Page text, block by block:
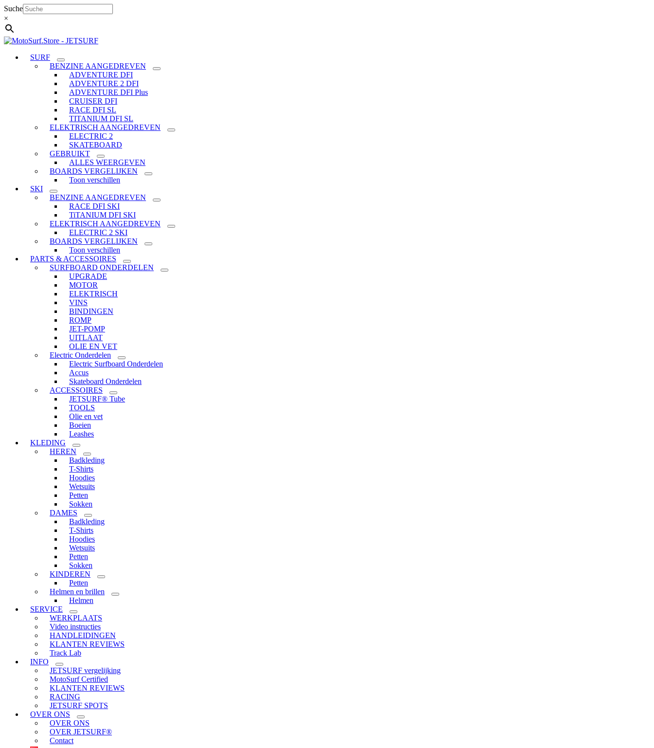
Ga
naar
de
inhoud
Suche
×
SURF
BENZINE AANGEDREVEN
ADVENTURE DFI
ADVENTURE 2 DFI
ADVENTURE DFI Plus
CRUISER DFI
RACE DFI SL
TITANIUM DFI SL
ELEKTRISCH AANGEDREVEN
ELECTRIC 2
SKATEBOARD
GEBRUIKT
ALLES WEERGEVEN
BOARDS VERGELIJKEN
Toon verschillen
SKI
BENZINE AANGEDREVEN
RACE DFI SKI
TiTANIUM DFI SKI
ELEKTRISCH AANGEDREVEN
ELECTRIC 2 SKI
BOARDS VERGELIJKEN
Toon verschillen
PARTS & ACCESSOIRES
SURFBOARD ONDERDELEN
UPGRADE
MOTOR
ELEKTRISCH
VINS
BINDINGEN
ROMP
JET-POMP
UITLAAT
OLIE EN VET
Electric Onderdelen
Electric Surfboard Onderdelen
Accus
Skateboard Onderdelen
ACCESSOIRES
JETSURF® Tube
TOOLS
Olie en vet
Boeien
Leashes
KLEDING
HEREN
Badkleding
T-Shirts
Hoodies
Wetsuits
Petten
Sokken
DAMES
Badkleding
T-Shirts
Hoodies
Wetsuits
Petten
Sokken
KINDEREN
Petten
Helmen en brillen
Helmen
SERVICE
WERKPLAATS
Video instructies
HANDLEIDINGEN
KLANTEN REVIEWS
Track Lab
INFO
JETSURF vergelijking
MotoSurf Certified
KLANTEN REVIEWS
RACING
JETSURF SPOTS
OVER ONS
OVER ONS
OVER JETSURF®
Contact